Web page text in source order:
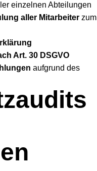
einzelnen Abteilungen
aller Mitarbeiter zum
Art. 30 DSGVO
aufgrund des